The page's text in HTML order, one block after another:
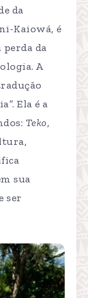
da
Kaiowá, é
da
A
Ela é a
Teko,
sua
ser